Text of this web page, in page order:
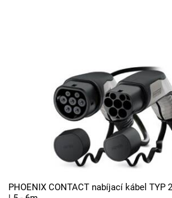
PHOENIX CONTACT nabíjací kábel TYP